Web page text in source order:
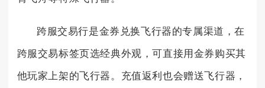
跨服交易行是金券兑换飞行器的专属渠道，在
跨服交易标签页选经典外观，可直接用金券购买其
他玩家上架的飞行器。充值返利也会赠送飞行器，